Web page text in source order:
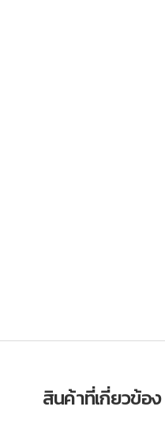
สินค้าที่เกี่ยวข้อง